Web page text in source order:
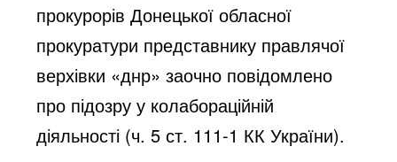
прокурорів Донецької обласної
прокуратури представнику правлячої
верхівки «днр» заочно повідомлено
про підозру у колабораційній
діяльності (ч. 5 ст. 111-1 КК України).